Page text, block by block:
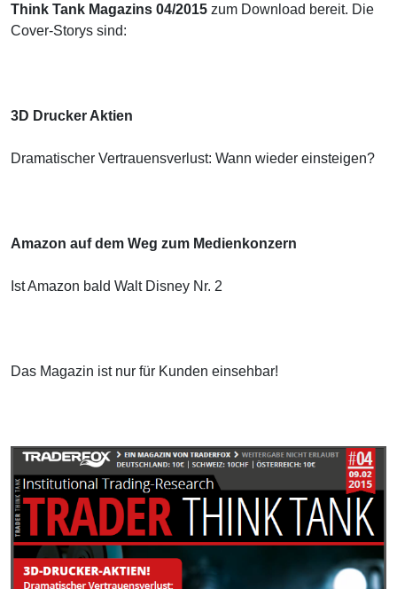
Think Tank Magazins 04/2015 zum Download bereit. Die
Cover-Storys sind:
3D Drucker Aktien
Dramatischer Vertrauensverlust: Wann wieder einsteigen?
Amazon auf dem Weg zum Medienkonzern
Ist Amazon bald Walt Disney Nr. 2
Das Magazin ist nur für Kunden einsehbar!